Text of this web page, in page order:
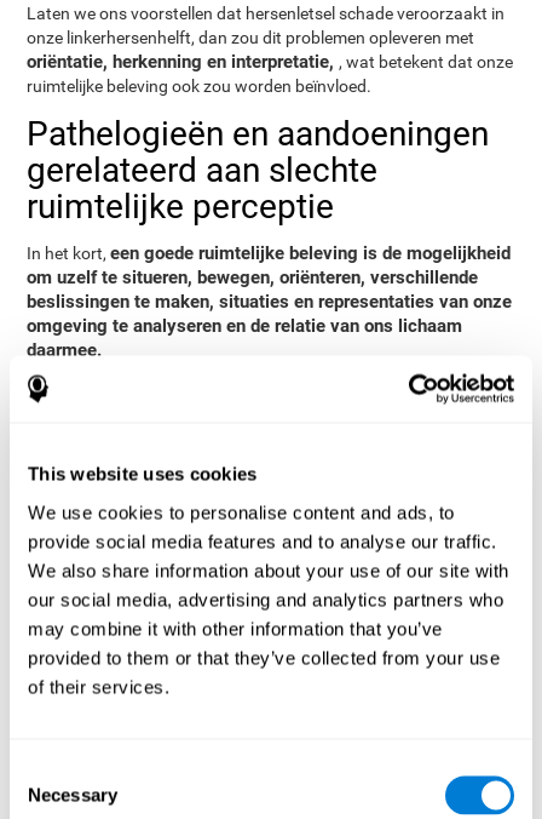
This website uses cookies
We use cookies to personalise content and ads, to
provide social media features and to analyse our traffic.
We also share information about your use of our site with
our social media, advertising and analytics partners who
may combine it with other information that you’ve
provided to them or that they’ve collected from your use
of their services.
Selection
Necessary
Laten we ons voorstellen dat hersenletsel schade veroorzaakt in
onze linkerhersenhelft, dan zou dit problemen opleveren met
oriëntatie, herkenning en interpretatie,, wat betekent dat onze
ruimtelijke beleving ook zou worden beïnvloed.
Pathelogieën en aandoeningen
gerelateerd aan slechte
ruimtelijke perceptie
In het kort,een goede ruimtelijke beleving is de mogelijkheid
om uzelf te situeren, bewegen, oriënteren, verschillende
beslissingen te maken, situaties en representaties van onze
omgeving te analyseren en de relatie van ons lichaam
daarmee.
Voorbeeld
: U besluit om naar het nieuwe café in het
winkelcentrum te gaan. Als u daar aankomt, kijkt u op de
kaarten en symbolen in 2D te interpreteren, moeten we de
ruimtelijke perceptie hebben.
Hoe kun je ruimtelijke perceptie
meten en beoordelen
Voorbeeld: We hebben ruimtelijke perceptie nodig om dozen,
boeken of andere voorwerpen te organiseren op planken of in een
koffer. We beoordelen mentaal de mogelijke combinaties van de
we in staat zijn om het perspectief te kiezen dat het meest logisch
is voor wat we nodig hebben. Om dit te doen, moeten we ons